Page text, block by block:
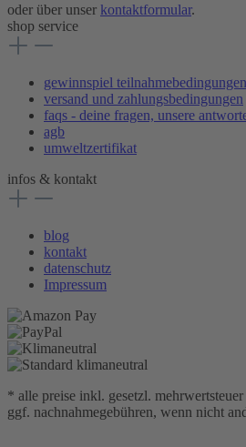
oder über unser kontaktformular.
shop service
gewinnspiel teilnahmebedingungen
versand und zahlungsbedingungen
faqs - deine fragen, unsere
agb
umweltzertifikat
infos & kontakt
blog
kontakt
datenschutz
Impressum
* alle preise inkl. gesetzl.
ggf. nachnahmegebühren, wenn nicht